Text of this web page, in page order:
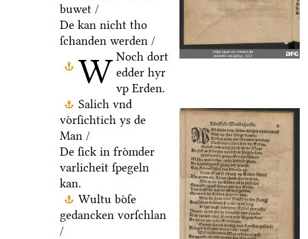
W
buwet /
De kan nicht tho
ſchanden werden /
Noch dort
edder hyr
vp Erden.
Salich vnd
voͤrſichtich ys de
Man /
De ſick in froͤmder
varlicheit ſpegeln
kan.
Wultu boͤſe
gedancken vorſchlan
/